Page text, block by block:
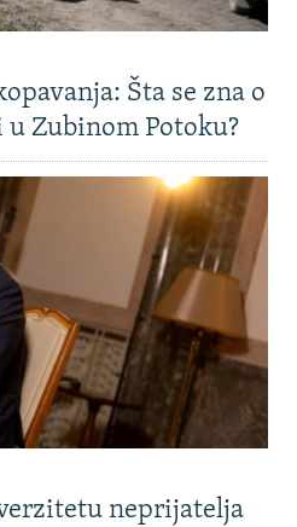
Šta se zna o
Zubinom Potoku?
neprijatelja